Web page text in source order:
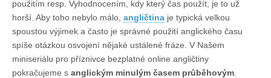
průběhový
–
Past
continuous
použitím resp. Vyhodnocením, kdy který čas použít, je to už
horší. Aby toho nebylo málo, angličtina je typická velkou
spoustou výjimek a často je správné použití anglického času
spíše otázkou osvojení nějaké ustálené fráze. V Našem
miniseriálu pro příznivce bezplatné online angličtiny
pokračujeme s anglickým minulým časem průběhovým